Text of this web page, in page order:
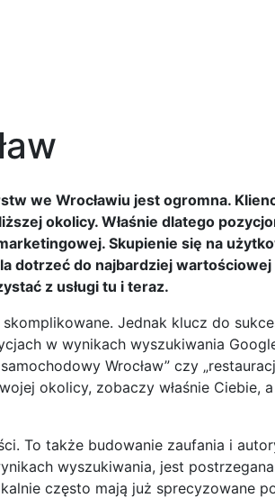
we Wrocławiu jest ogromna.
okolicy. Właśnie dlatego
Skupienie się na
dotrzeć do najbardziej
z usługi tu i teraz.
Jednak klucz do
w wynikach wyszukiwania
Wrocław” czy
okolicy, zobaczy właśnie Ciebie,
To także budowanie zaufania i
wyszukiwania, jest
często mają już sprecyzowane